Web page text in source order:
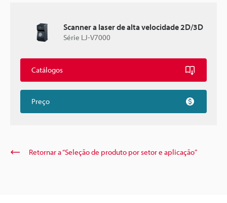
Scanner a laser de alta velocidade 2D/3D
Série LJ-V7000
Catálogos
Preço
Retornar a “Seleção de produto por setor e aplicação”